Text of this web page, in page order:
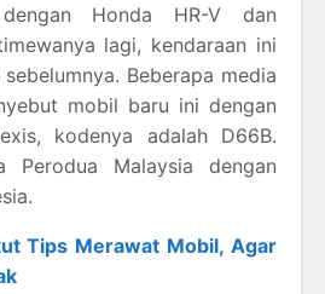
Honda HR-V dan
lagi, kendaraan ini
Beberapa media
mobil baru ini dengan
kodenya adalah D66B.
Perodua Malaysia dengan
Tips Merawat Mobil, Agar